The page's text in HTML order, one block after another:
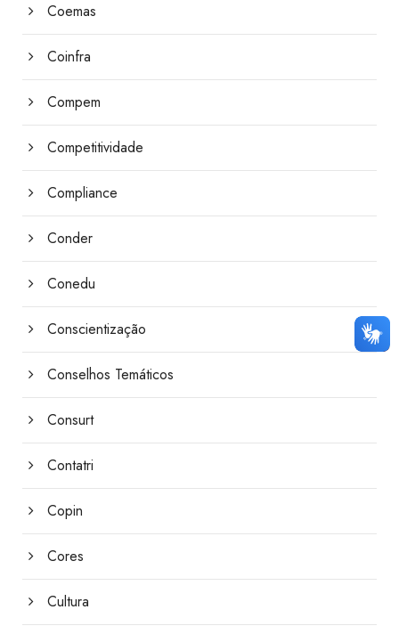
Coemas
Coinfra
Compem
Competitividade
Compliance
Conder
Conedu
Conscientização
Conselhos Temáticos
Consurt
Contatri
Copin
Cores
Cultura